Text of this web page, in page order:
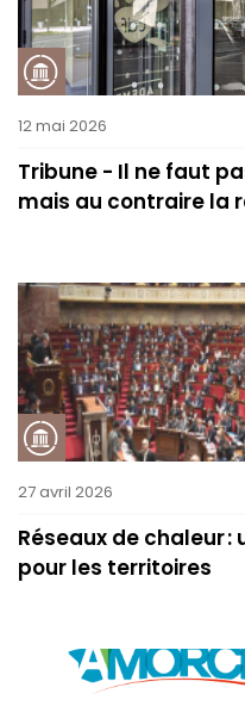
12 mai 2026
Tribune - Il ne faut
mais au contraire la
27 avril 2026
Réseaux de chaleur
pour les territoires